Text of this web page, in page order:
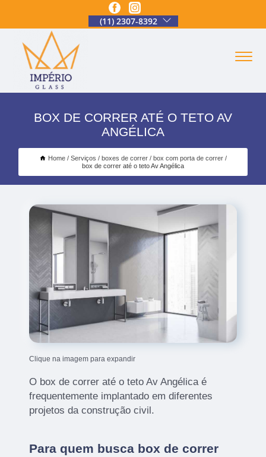
(11) 2307-8392
BOX DE CORRER ATÉ O TETO AV
ANGÉLICA
Home Serviços boxes de correr
box com porta de correr
box de correr até o teto Av Angélica
Clique na imagem para expandir
O box de correr até o teto Av Angélica é
frequentemente implantado em diferentes
projetos da construção civil.
Para quem busca box de correr